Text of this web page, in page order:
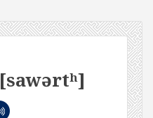
[sawərtʰ]